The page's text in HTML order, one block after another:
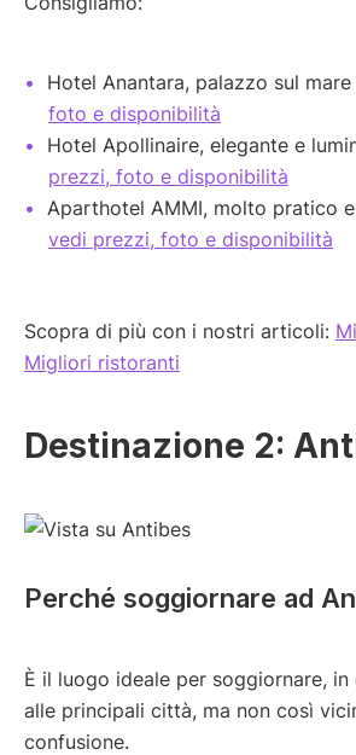
Hotel Anantara, palazzo sul mare
foto e disponibilità
Hotel Apollinaire, elegante e
prezzi, foto e disponibilità
Aparthotel AMMI, molto pratico
vedi prezzi, foto e disponibilità
Scopra di più con i nostri articoli:
Migliori ristoranti
Destinazione 2:
Perché soggiornare ad
È il luogo ideale per soggiornare,
alle principali città, ma non così
confusione.